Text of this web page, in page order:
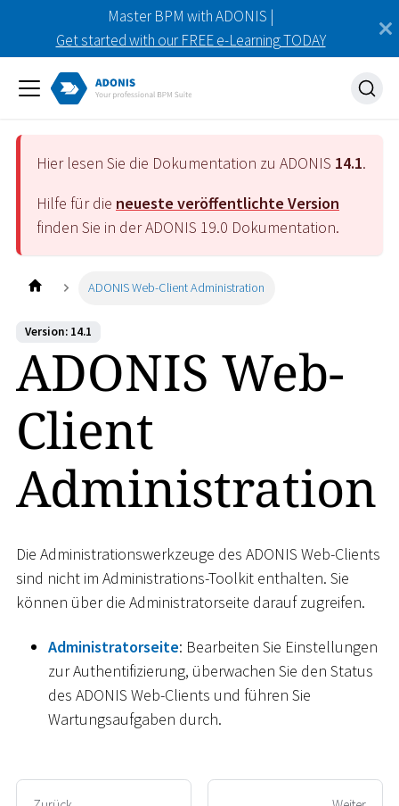
Master BPM with ADONIS |
Get started with our FREE e-Learning TODAY
Hier lesen Sie die Dokumentation zu ADONIS 14.1.
Hilfe für die neueste veröffentlichte Version
finden Sie in der ADONIS 19.0 Dokumentation.
ADONIS Web-Client Administration
Version: 14.1
ADONIS Web-
Client
Administration
Die Administrationswerkzeuge des ADONIS Web-Clients
sind nicht im Administrations-Toolkit enthalten. Sie
können über die Administratorseite darauf zugreifen.
Administratorseite: Bearbeiten Sie Einstellungen
zur Authentifizierung, überwachen Sie den Status
des ADONIS Web-Clients und führen Sie
Wartungsaufgaben durch.